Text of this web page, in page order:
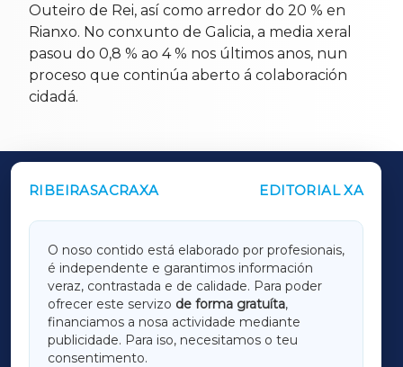
Outeiro de Rei, así como arredor do 20 % en
Rianxo. No conxunto de Galicia, a media xeral
pasou do 0,8 % ao 4 % nos últimos anos, nun
proceso que continúa aberto á colaboración
cidadá.
RIBEIRASACRAXA EDITORIAL XA
O noso contido está elaborado por profesionais,
é independente e garantimos información
veraz, contrastada e de calidade. Para poder
ofrecer este servizo de forma gratuíta,
financiamos a nosa actividade mediante
publicidade. Para iso, necesitamos o teu
consentimento.
OUTROS PERIÓDICOS
LUGOXA
TERRACHAXA